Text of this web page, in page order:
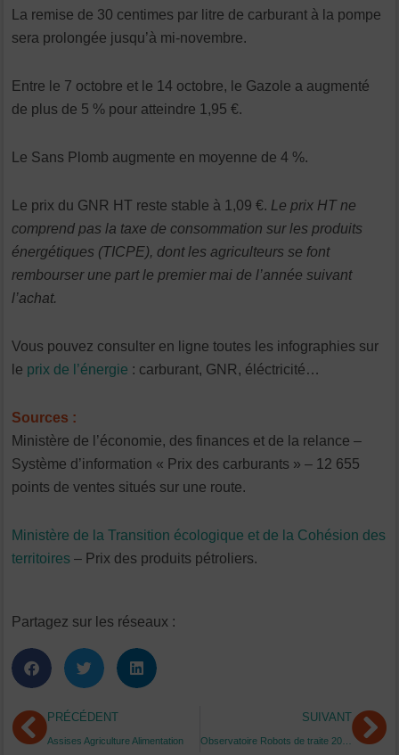
La remise de 30 centimes par litre de carburant à la pompe
sera prolongée jusqu’à mi-novembre.
Entre le 7 octobre et le 14 octobre, le Gazole a augmenté
de plus de 5 % pour atteindre 1,95 €.
Le Sans Plomb augmente en moyenne de 4 %.
Le prix du GNR HT reste stable à 1,09 €. Le prix HT ne
comprend pas la taxe de consommation sur les produits
énergétiques (TICPE), dont les agriculteurs se font
rembourser une part le premier mai de l’année suivant
l’achat.
Vous pouvez consulter en ligne toutes les infographies sur
le prix de l’énergie : carburant, GNR, éléctricité…
Sources :
Ministère de l’économie, des finances et de la relance –
Système d’information « Prix des carburants » – 12 655
points de ventes situés sur une route.
Ministère de la Transition écologique et de la Cohésion des
territoires– Prix des produits pétroliers.
Partagez sur les réseaux :
Précédent
PRÉCÉDENT
Assises Agriculture Alimentation
SUIVANT
Observatoire Robots de traite 2021